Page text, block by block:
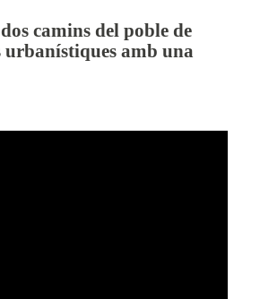
camins del poble de
amb una